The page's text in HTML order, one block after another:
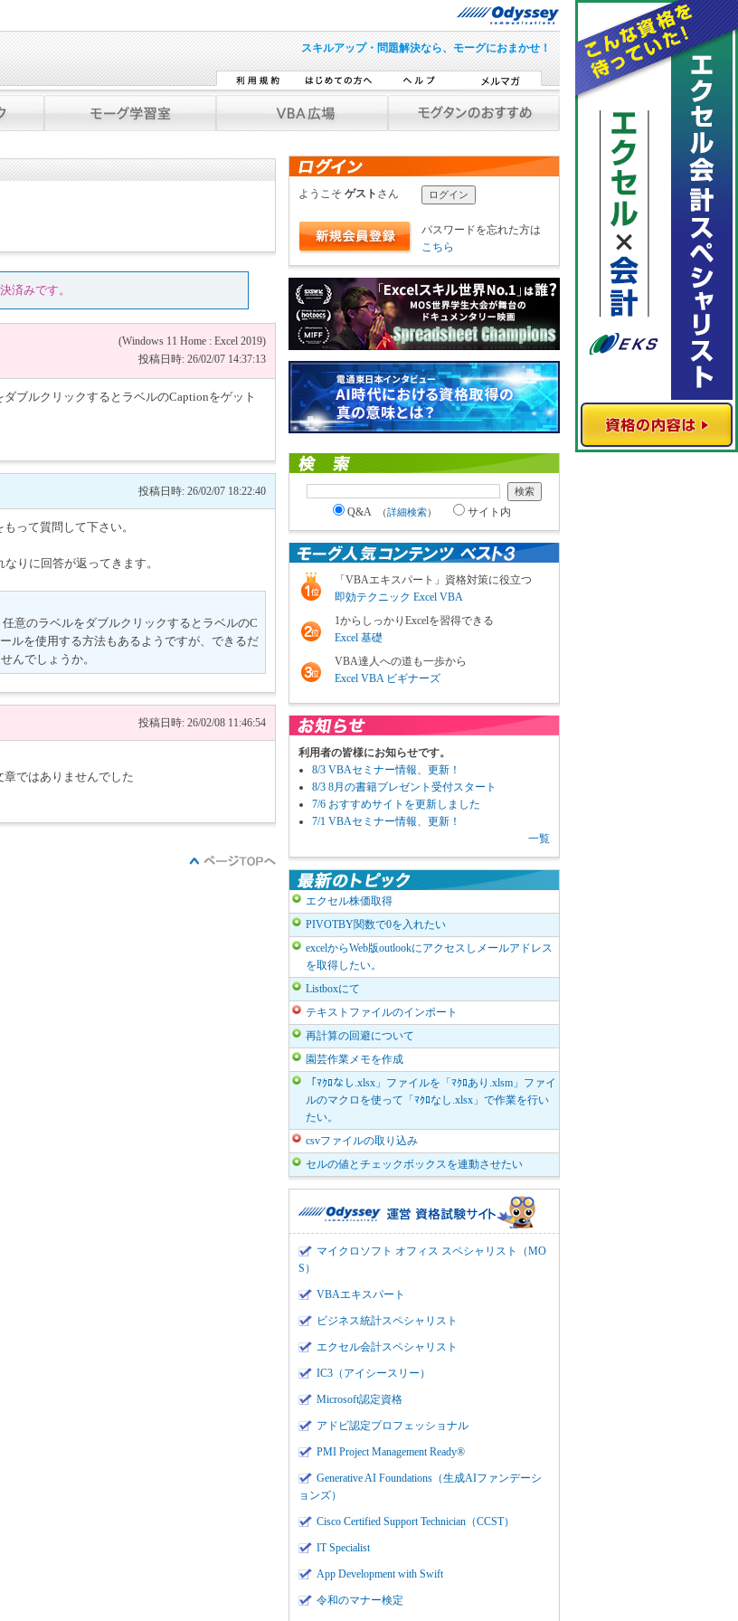
スキルアップ・問題解決なら、モーグにおまかせ！
済みです。
(Windows 11 Home : Excel 2019)
投稿日時: 26/02/07 14:37:13
ブルクリックするとラベルのCaptionをゲット
投稿日時: 26/02/07 18:22:40
って質問して下さい。
りに回答が返ってきます。
意のラベルをダブルクリックするとラベルのC
ルを使用する方法もあるようですが、できるだ
んでしょうか。
投稿日時: 26/02/08 11:46:54
ではありませんでした
ようこそ ゲスト さん
パスワードを忘れた方は
こちら
Q&A （詳細検索） サイト内
「VBAエキスパート」資格対策に役立つ
即効テクニック Excel VBA
1からしっかりExcelを習得できる
Excel 基礎
VBA達人への道も一歩から
Excel VBA ビギナーズ
利用者の皆様にお知らせです。
8/3 VBAセミナー情報、更新！
8/3 8月の書籍プレゼント受付スタート
7/6 おすすめサイトを更新しました
7/1 VBAセミナー情報、更新！
一覧
エクセル株価取得
PIVOTBY関数で0を入れたい
excelからWeb版outlookにアクセスしメールアドレス
を取得したい。
Listboxにて
テキストファイルのインポート
再計算の回避について
園芸作業メモを作成
「ﾏｸﾛなし.xlsx」ファイルを「ﾏｸﾛあり.xlsm」ファイ
ルのマクロを使って「ﾏｸﾛなし.xlsx」で作業を行い
たい。
csvファイルの取り込み
セルの値とチェックボックスを連動させたい
マイクロソフト オフィス スペシャリスト（MO
S）
VBAエキスパート
ビジネス統計スペシャリスト
エクセル会計スペシャリスト
IC3（アイシースリー）
Microsoft認定資格
アドビ認定プロフェッショナル
PMI Project Management Ready®
Generative AI Foundations（生成AIファンデーシ
ョンズ）
Cisco Certified Support Technician（CCST）
IT Specialist
App Development with Swift
令和のマナー検定